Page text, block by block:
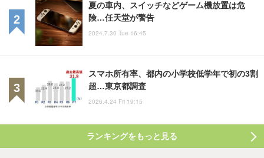
夏の車内、スイッチなどゲーム機放置は危
険…任天堂が警告
2024.7.30 Tue 16:45
スマホ所有率、都内の小学校低学年で初の3割
超…東京都調査
2026.4.24 Fri 19:15
ランキングをもっと見る